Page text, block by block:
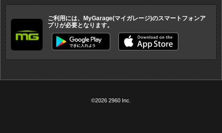
ご利用には、MyGarage(マイガレージ)のスマートフォンア
プリが必要となります。
©2026 2960 Inc.